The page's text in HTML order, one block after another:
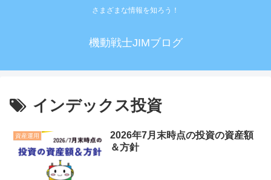
さまざまな情報を知ろう！
機動戦士JIMブログ
インデックス投資
資産運用
2026年7月末時点の投資の資産額
＆方針